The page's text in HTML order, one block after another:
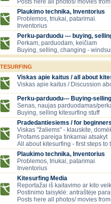
Posts here all photos/ movies
Plaukimo technika, Inventorius
Problemos, triukai, patarimai.
Inventorius
Perku-parduodu --- buying,
Perkam, parduodam, keičiam
Buying, selling, changing -
Viskas apie kaitus / all about
Viskas apie kaitus / Discussion
Perku-parduodu--- Buying-
Senas, naujas parduodamas/
Buying, selling kitesurfing stuff
Pradedantiesiems / for beginners
Viskas "žaliems" - klauskite,
Profams pareiga tinkamai atsakyt
All about kitesurfing - first steps to
Plaukimo technika, Inventorius
Problemos, triukai, patarimai.
Inventorius
Kitesurfing Media
Reportažai iš kaitavimo ar kito
Postinimo taisyklė: antraštėje
Posts here all photos/ movies